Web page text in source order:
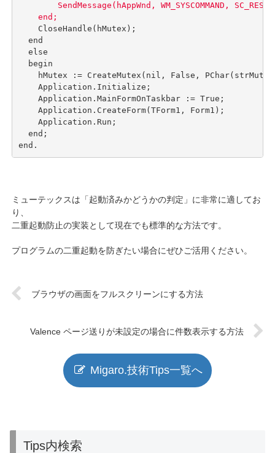
SendMessage(hAppWnd, WM_SYSCOMMAND,
CloseHandle(hMutex);
  end
  else
begin
hMutex := CreateMutex(nil, False,
Application.Initialize;
    Application.MainFormOnTaskbar := True;
    Application.CreateForm(TForm1, Form1);
    Application.Run;
  end;
end.
ミューテックスは「起動済みかどうかの判定」に非常に適してお
り、
二重起動防止の実装として現在でも標準的な方法です。
プログラムの二重起動を防ぎたい場合にぜひご活用ください。
ブラウザの画面をフルスクリーンにする方法
Valence ページ送りが未設定の場合に件数表示する方法
Migaro.技術Tips一覧へ
Tips内検索